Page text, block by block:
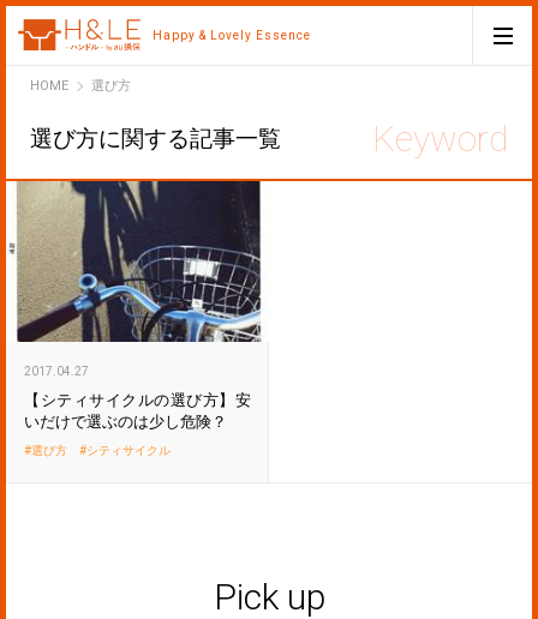
Happy & Lovely Essence
HOMEH&LE選び方
選び方に関する記事一覧
2017.04.27
【シティサイクルの選び方】安
いだけで選ぶのは少し危険？
選び方 シティサイクル
Pick up